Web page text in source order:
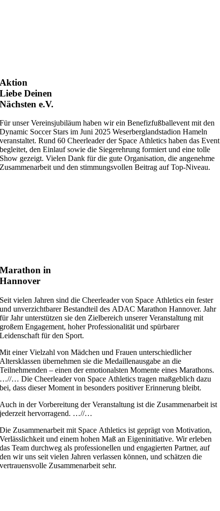
Aktion
Liebe Deinen
Nächsten e.V.
Für unser Vereinsjubiläum haben wir ein Benefizfußballevent mit den
Dynamic Soccer Stars im Juni 2025 Weserberglandstadion Hameln
veranstaltet. Rund 60 Cheerleader der Space Athletics haben das Event
begleitet, den Einlauf sowie die Siegerehrung formiert und eine tolle
Show gezeigt. Vielen Dank für die gute Organisation, die angenehme
Zusammenarbeit und den stimmungsvollen Beitrag auf Top-Niveau.
Marathon in
Hannover
Seit vielen Jahren sind die Cheerleader von Space Athletics ein fester
und unverzichtbarer Bestandteil des ADAC Marathon Hannover. Jahr
für Jahr unterstützen sie den Zielbereich unserer Veranstaltung mit
großem Engagement, hoher Professionalität und spürbarer
Leidenschaft für den Sport.
Mit einer Vielzahl von Mädchen und Frauen unterschiedlicher
Altersklassen übernehmen sie die Medaillenausgabe an die
Teilnehmenden – einen der emotionalsten Momente eines Marathons.
…//… Die Cheerleader von Space Athletics tragen maßgeblich dazu
bei, dass dieser Moment in besonders positiver Erinnerung bleibt.
Auch in der Vorbereitung der Veranstaltung ist die Zusammenarbeit ist
jederzeit hervorragend. …//…
Die Zusammenarbeit mit Space Athletics ist geprägt von Motivation,
Verlässlichkeit und einem hohen Maß an Eigeninitiative. Wir erleben
das Team durchweg als professionellen und engagierten Partner, auf
den wir uns seit vielen Jahren verlassen können, und schätzen die
vertrauensvolle Zusammenarbeit sehr.